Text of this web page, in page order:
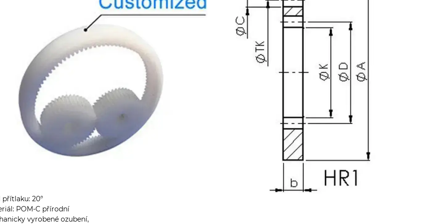
přítlaku: 20°
POM-C přírodní
vyrobené ozubení,